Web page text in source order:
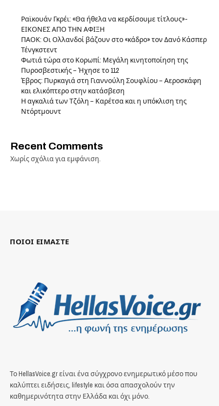
Ραϊκουάν Γκρέι: «Θα ήθελα να κερδίσουμε τίτλους»-
ΕΙΚΟΝΕΣ ΑΠΟ ΤΗΝ ΑΦΙΞΗ
ΠΑΟΚ: Οι Ολλανδοί βάζουν στο «κάδρο» τον Δανό Κάσπερ
Τένγκστεντ
Φωτιά τώρα στο Κορωπί: Μεγάλη κινητοποίηση της
Πυροσβεστικής – Ήχησε το 112
Έβρος: Πυρκαγιά στη Γιαννούλη Σουφλίου – Αεροσκάφη
και ελικόπτερο στην κατάσβεση
Η αγκαλιά των Τζόλη – Καρέτσα και η υπόκλιση της
Ντόρτμουντ
Recent Comments
Χωρίς σχόλια για εμφάνιση.
ΠΟΙΟΙ ΕΙΜΑΣΤΕ
Το HellasVoice.gr είναι ένα σύγχρονο ενημερωτικό μέσο που
καλύπτει ειδήσεις, lifestyle και όσα απασχολούν την
καθημερινότητα στην Ελλάδα και όχι μόνο.